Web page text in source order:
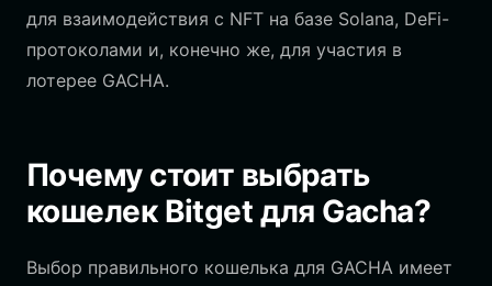
для взаимодействия с NFT на базе Solana, DeFi-
протоколами и, конечно же, для участия в
лотерее GACHA.
Почему стоит выбрать
кошелек Bitget для Gacha?
Выбор правильного кошелька для GACHA имеет